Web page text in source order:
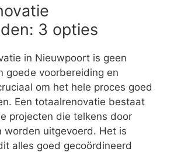
3 opties
in Nieuwpoort is geen
goede voorbereiding en
om het hele proces goed
Een totaalrenovatie bestaat
projecten die telkens door
worden uitgevoerd. Het is
alles goed gecoördineerd